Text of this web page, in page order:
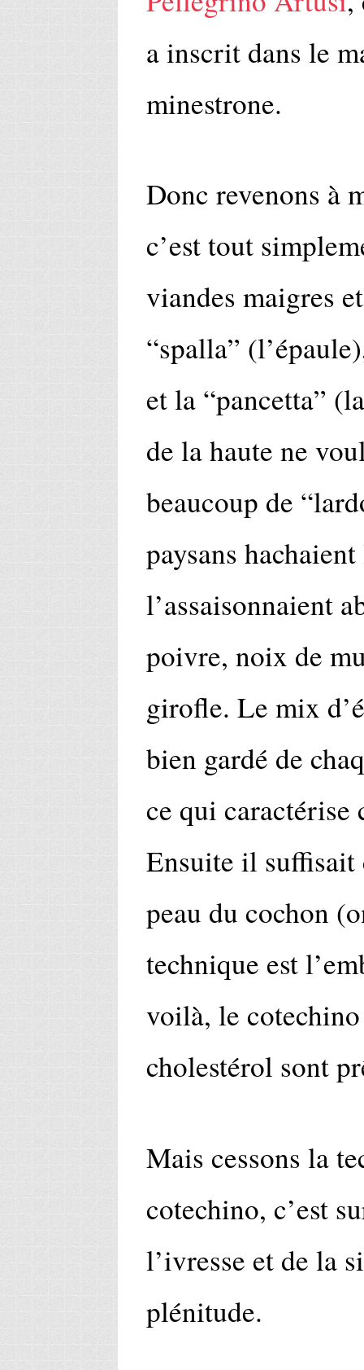
a inscrit dans le
minestrone.
Donc revenons à
c’est tout
viandes maigres
“spalla”
et la “pancetta”
de la haute ne
beaucoup de
paysans
l’assaisonnaient
poivre, noix de
girofle. Le mix
bien gardé de
ce qui caractérise
Ensuite il suffisait
peau du cochon
technique est
voilà, le
cholestérol sont
Mais cessons la
cotechino, c’est
l’ivresse et de la
plénitude.